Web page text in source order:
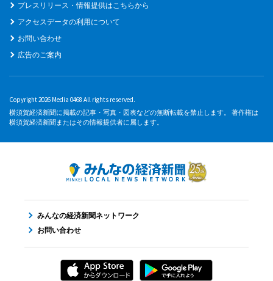
プレスリリース・情報提供はこちらから
アクセスデータの利用について
お問い合わせ
広告のご案内
Copyright 2026 Media 0468 All rights reserved.
横須賀経済新聞に掲載の記事・写真・図表などの無断転載を禁止します。 著作権は
横須賀経済新聞またはその情報提供者に属します。
みんなの経済新聞ネットワーク
お問い合わせ